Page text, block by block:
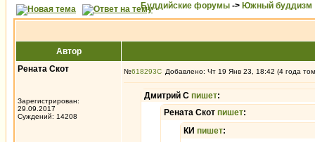
Буддийские форумы -> Южный буддизм
Автор
Рената Скот
Зарегистрирован:
29.09.2017
Суждений: 14208
№618293 Добавлено: Чт 19 Янв 23, 18:42 (4 года
Дмитрий С пишет:
Рената Скот пишет:
КИ пишет: